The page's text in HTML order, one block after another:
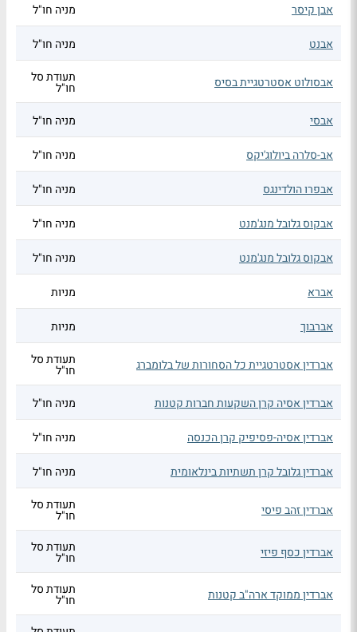
אבן קיסר מניה חו"ל
אבנט מניה חו"ל
אבסולוט אסטרטגיית בסיס תעודת סל
חו"ל
אבסי
מניה חו"ל
אב-סלרה ביולוג'יקס מניה חו"ל
אבפרו הולדינגס מניה חו"ל
אבקוס גלובל מנג'מנט מניה חו"ל
אבקוס גלובל מנג'מנט מניה חו"ל
אברא מניות
אברבוך מניות
אברדין אסטרטגיית כל הסחורות של בלומברג תעודת סל
חו"ל
אברדין אסיה קרן השקעות חברות קטנות
מניה חו"ל
אברדין אסיה-פסיפיק קרן הכנסה מניה חו"ל
אברדין גלובל קרן תשתיות בינלאומית מניה חו"ל
אברדין זהב פיסי תעודת סל
חו"ל
אברדין כסף פיזי תעודת סל
חו"ל
אברדין ממוקד ארה"ב קטנות תעודת סל
חו"ל